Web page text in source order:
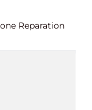
Reparation